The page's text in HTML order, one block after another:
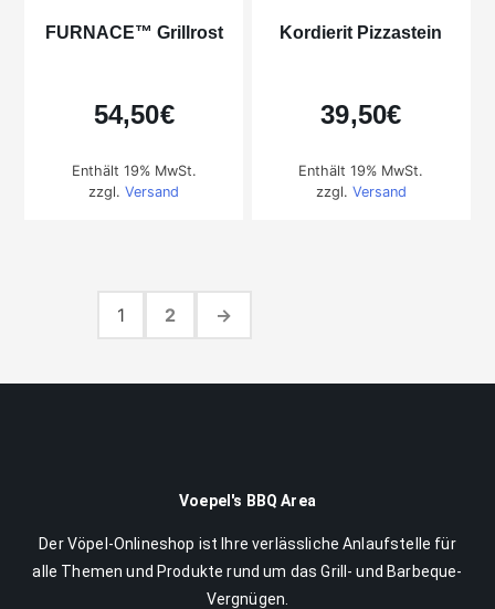
FURNACE™ Grillrost
54,50€
Enthält 19% MwSt.
zzgl.Versand
Kordierit Pizzastein
39,50€
Enthält 19% MwSt.
zzgl. Versand
1 2 →
Voepel's BBQ Area
Der Vöpel-Onlineshop ist Ihre verlässliche Anlaufstelle für
alle Themen und Produkte rund um das Grill- und Barbeque-
Vergnügen.